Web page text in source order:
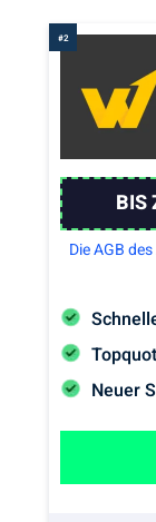
Neuer
BIS
Die AGB